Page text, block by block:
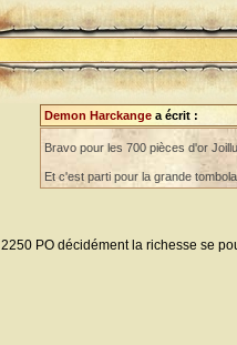
Demon Harckange a écrit :
Bravo pour les 700 pièces d'or
Et c'est parti pour la grande
2250 PO décidément la richesse se